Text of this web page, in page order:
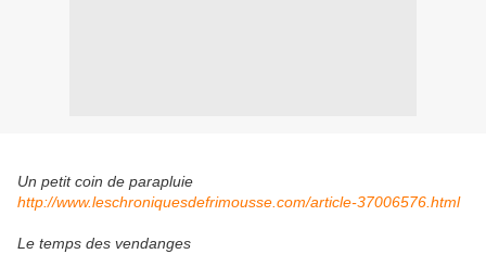
Un petit coin de parapluie
http://www.leschroniquesdefrimousse.com/article-37006576.html
Le temps des vendanges